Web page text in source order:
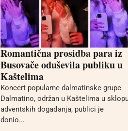
Romantična prosidba para iz
Busovače oduševila publiku u
Kaštelima
Koncert popularne dalmatinske grupe
Dalmatino, održan u Kaštelima u
adventskih događanja, publici je
donio...